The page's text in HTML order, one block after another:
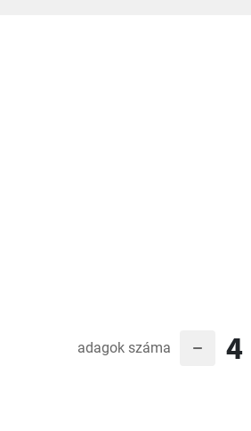
adagok száma 4